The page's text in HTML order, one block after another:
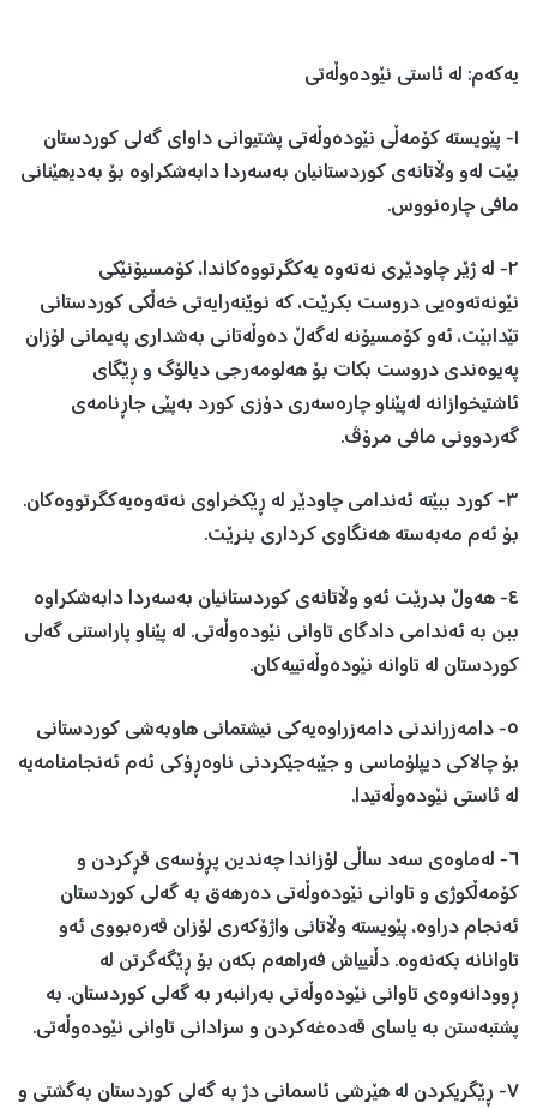
یەکەم: لە ئاستی نێودەوڵەتی
١- پێویستە کۆمەڵی نێودەوڵەتی پشتیوانی داوای گەلی کوردستان
بێت لەو وڵاتانەی کوردستانیان بەسەردا دابەشکراوە بۆ بەدیھێنانی
مافی چارەنووس.
٢- لە ژێر چاودێری نەتەوە یەکگرتووەکاندا، کۆمسیۆنێکی
نێونەتەوەیی دروست بکرێت، کە نوێنەرایەتی خەڵکی کوردستانی
تێدابێت، ئەو کۆمسیۆنە لەگەڵ دەوڵەتانی بەشداری پەیمانی لۆزان
پەیوەندی دروست بکات بۆ هەلومەرجی دیالۆگ و ڕێگای
ئاشتیخوازانه لەپێناو چارەسەری دۆزی کورد بەپێی جاڕنامەی
گەردوونی مافی مرۆڤ.
٣- کورد ببێتە ئەندامی چاودێر لە ڕێکخراوی نەتەوەیەکگرتووەکان.
بۆ ئەم مەبەستە ھەنگاوی کرداری بنرێت.
٤- ھەوڵ بدرێت ئەو وڵاتانەی کوردستانیان بەسەردا دابەشکراوە
ببن بە ئەندامی دادگای تاوانی نێودەوڵەتی. لە پێناو پاراستنی گەلی
کوردستان لە تاوانە نێودەوڵەتییەکان.
٥- دامەزراندنی دامەزراوەیەکی نیشتمانی ھاوبەشی کوردستانی
بۆ چالاکی دیپلۆماسی و جێبەجێکردنی ناوەڕۆکی ئەم ئەنجامنامەیە
لە ئاستی نێودەوڵەتیدا.
٦- لەماوەی سەد ساڵی لۆزاندا چەندین پڕۆسەی قڕکردن و
کۆمەڵکوژی و تاوانی نێودەوڵەتی دەرھەق بە گەلی کوردستان
ئەنجام دراوە، پێویستە وڵاتانی واژۆکەری لۆزان قەرەبووی ئەو
تاوانانە بکەنەوە. دڵنییاش فەراھەم بکەن بۆ ڕێگەگرتن لە
ڕوودانەوەی تاوانی نێودەوڵەتی بەرانبەر بە گەلی کوردستان. بە
پشتبەستن بە یاسای قەدەغەکردن و سزادانی تاوانی نێودەوڵەتی.
٧- ڕێگریکردن لە ھێرشی ئاسمانی دژ بە گەلی کوردستان بەگشتی و